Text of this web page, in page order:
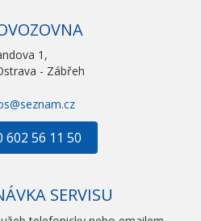
1,
- Zábřeh
602 56 11 50
SERVISU